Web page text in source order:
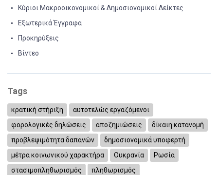
Κύριοι Μακροοικονομικοί & Δημοσιονομικοί Δείκτες
Εξωτερικά Έγγραφα
Προκηρύξεις
Βίντεο
Tags
κρατική στήριξη
αυτοτελώς εργαζόμενοι
φορολογικές δηλώσεις
αποζημιώσεις
δίκαιη κατανομή
προβλεψιμότητα δαπανών
δημοσιονομικά υποφερτή
μέτρα κοινωνικού χαρακτήρα
Ουκρανία
Ρωσία
στασιμοπληθωρισμός
πληθωρισμός